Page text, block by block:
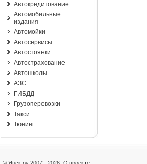
Автокредитование
Автомобильные
издания
Автомойки
Автосервисы
Автостоянки
Автострахование
Автошколы
АЗС
ГИБДД
Грузоперевозки
Такси
Тюнинг